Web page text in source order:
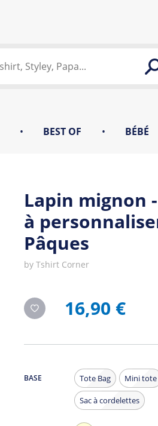
• BEST OF • BÉBÉ
Lapin mignon
à
Pâques
by Tshirt Corner
16,90 €
BASE Tote Bag Mini tote
Sac à cordelettes